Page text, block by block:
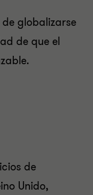
globalizarse
de que el
de
Unido,